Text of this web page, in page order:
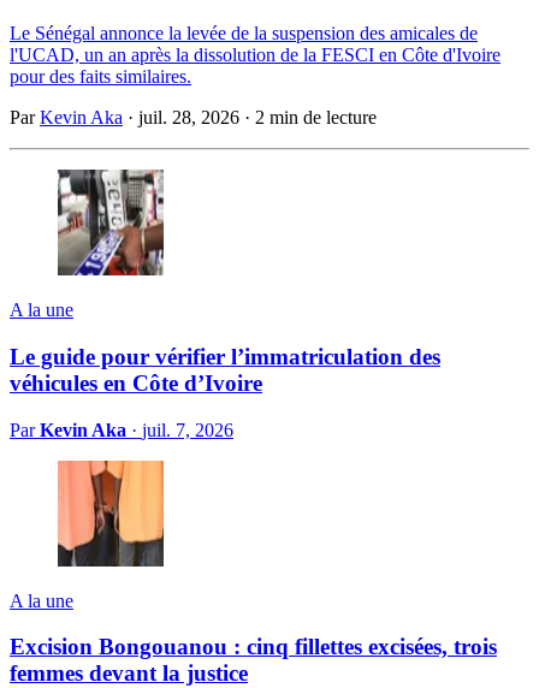
Le Sénégal annonce la levée de la suspension des amicales de
l'UCAD, un an après la dissolution de la FESCI en Côte d'Ivoire
pour des faits similaires.
ParKevin Aka · juil. 28, 2026 · 2 min de lecture
A la une
Le guide pour vérifier l’immatriculation des
véhicules en Côte d’Ivoire
ParKevin Aka · juil. 7, 2026
A la une
Excision Bongouanou : cinq fillettes excisées, trois
femmes devant la justice